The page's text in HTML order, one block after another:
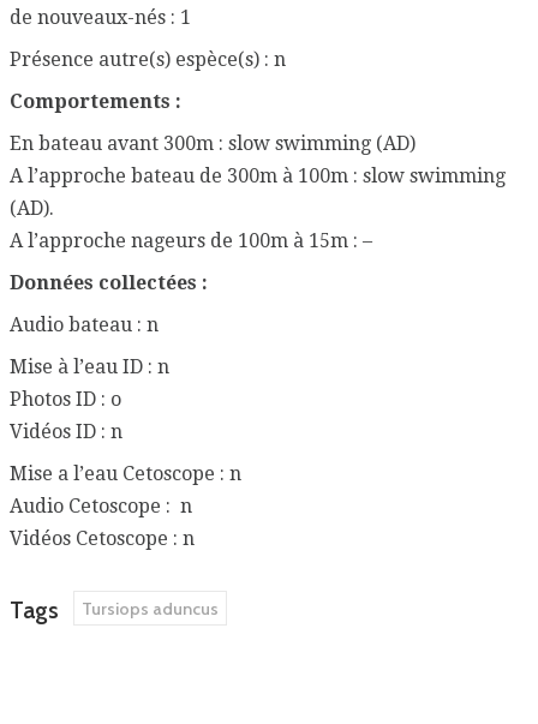
de nouveaux-nés : 1
Présence autre(s) espèce(s) : n
Comportements :
En bateau avant 300m : slow swimming (AD)
A l’approche bateau de 300m à 100m : slow swimming
(AD).
A l’approche nageurs de 100m à 15m : –
Données collectées :
Audio bateau : n
Mise à l’eau ID : n
Photos ID : o
Vidéos ID : n
Mise a l’eau Cetoscope : n
Audio Cetoscope : n
Vidéos Cetoscope : n
Tags Tursiops aduncus